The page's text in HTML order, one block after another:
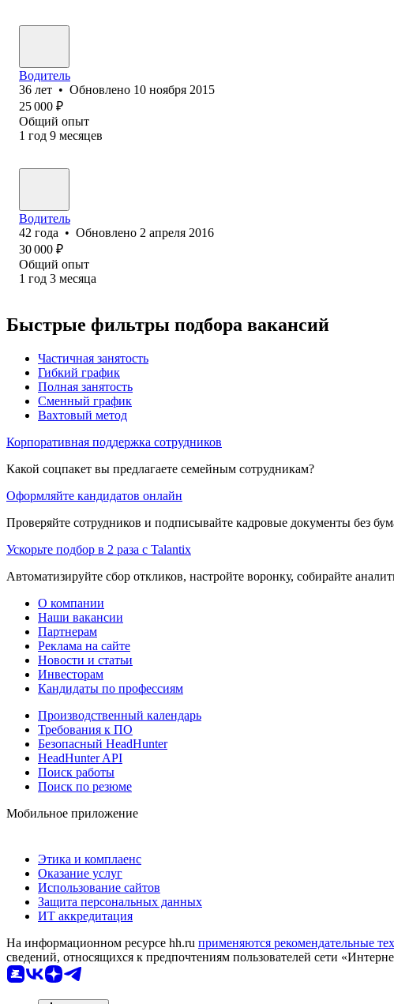
Водитель
36 лет • Обновлено 10 ноября 2015
25 000 ₽
Общий опыт
1 год 9 месяцев
Водитель
42 года • Обновлено 2 апреля 2016
30 000 ₽
Общий опыт
1 год 3 месяца
Быстрые фильтры подбора вакансий
Частичная занятость
Гибкий график
Полная занятость
Сменный график
Вахтовый метод
Корпоративная поддержка сотрудников
Какой соцпакет вы предлагаете семейным сотрудникам?
Оформляйте кандидатов онлайн
Проверяйте сотрудников и подписывайте кадровые документы без
Ускорьте подбор в 2 раза с Talantix
Автоматизируйте сбор откликов, настройте воронку, собирайте
О компании
Наши вакансии
Партнерам
Реклама на сайте
Новости и статьи
Инвесторам
Кандидаты по профессиям
Производственный календарь
Требования к ПО
Безопасный HeadHunter
HeadHunter API
Поиск работы
Поиск по резюме
Мобильное приложение
Этика и комплаенс
Оказание услуг
Использование сайтов
Защита персональных данных
ИТ аккредитация
На информационном ресурсе hh.ru применяются рекомендательные
сведений, относящихся к предпочтениям пользователей сети